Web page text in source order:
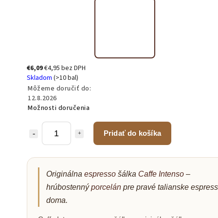
€6,09€4,95 bez DPH
Skladom (>10 bal)
Môžeme doručiť do:
12.8.2026
Možnosti doručenia
Pridať do košíka
Originálna espresso šálka Caffe Intenso –
hrúbostennýporcelán pre pravé talianske
doma.